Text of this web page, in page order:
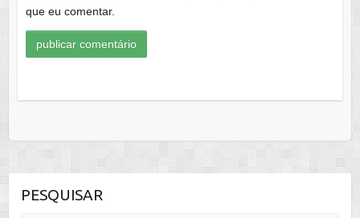
que eu comentar.
PESQUISAR